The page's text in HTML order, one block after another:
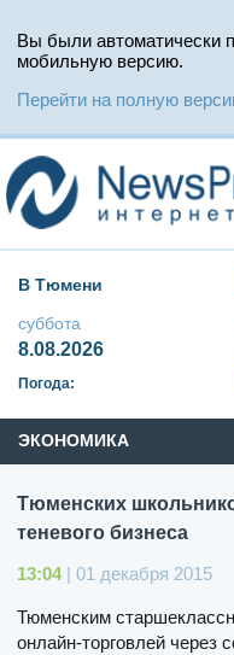
Вы были автоматически
мобильную версию.
Перейти на полную
В Тюмени
суббота
8.08.2026
Погода:
ЭКОНОМИКА
Тюменских
теневого бизнеса
13:04| 01 декабря 2015
Тюменским
онлайн-торговлей через